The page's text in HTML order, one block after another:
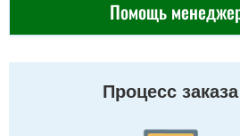
Помощь
Процесс